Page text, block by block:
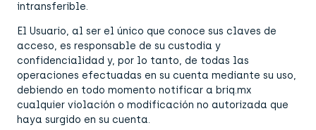
intransferible.
El Usuario, al ser el único que conoce sus claves de
acceso, es responsable de su custodia y
confidencialidad y, por lo tanto, de todas las
operaciones efectuadas en su cuenta mediante su uso,
debiendo en todo momento notificar a briq.mx
cualquier violación o modificación no autorizada que
haya surgido en su cuenta.